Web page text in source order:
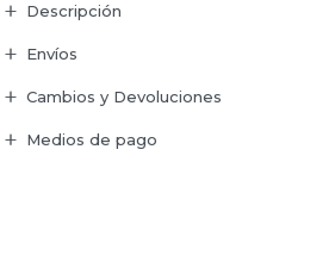
Descripción
Envíos
Cambios y Devoluciones
Medios de pago